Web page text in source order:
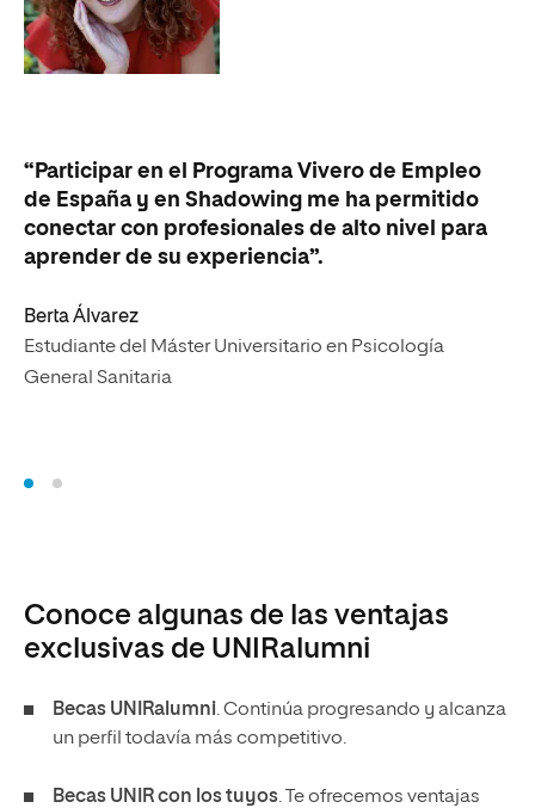
“Participar en el Programa Vivero de Empleo
de España y en Shadowing me ha permitido
conectar con profesionales de alto nivel para
aprender de su experiencia”.
Berta Álvarez
Estudiante del Máster Universitario en Psicología
General Sanitaria
Conoce algunas de las ventajas
exclusivas de UNIRalumni
Becas UNIRalumni. Continúa progresando y alcanza
un perfil todavía más competitivo.
Becas UNIR con los tuyos. Te ofrecemos ventajas